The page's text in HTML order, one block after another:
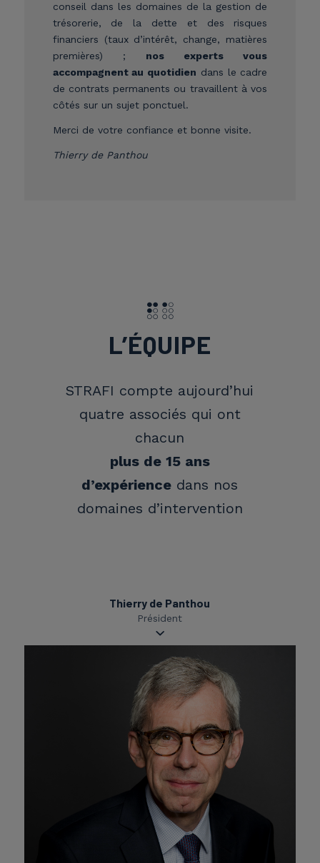
conseil dans les domaines de la gestion de
trésorerie, de la dette et des risques
financiers (taux d’intérêt, change, matières
premières) ; nos experts vous
accompagnent au quotidien dans le cadre
de contrats permanents ou travaillent à vos
côtés sur un sujet ponctuel.
Merci de votre confiance et bonne visite.
Thierry de Panthou
L’ÉQUIPE
STRAFI compte aujourd’hui
quatre associés qui ont
chacun
plus de 15 ans
d’expérience dans nos
domaines d’intervention
Thierry de Panthou
Président